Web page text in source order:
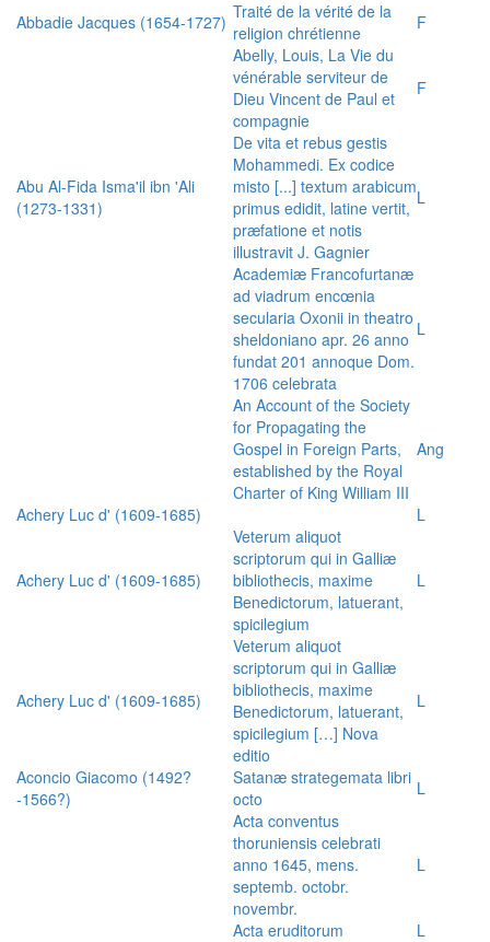
Abbadie Jacques (1654-1727) Traité de la vérité de la
religion chrétienne
F
Abelly, Louis, La Vie du
vénérable serviteur de
Dieu Vincent de Paul et
compagnie
F
Abu Al-Fida Isma'il ibn 'Ali
(1273-1331)
De vita et rebus gestis
Mohammedi. Ex codice
misto [...] textum arabicum
primus edidit, latine vertit,
præfatione et notis
illustravit J. Gagnier
L
Academiæ Francofurtanæ
ad viadrum encœnia
secularia Oxonii in theatro
sheldoniano apr. 26 anno
fundat 201 annoque Dom.
1706 celebrata
L
An Account of the Society
for Propagating the
Gospel in Foreign Parts,
established by the Royal
Charter of King William III
Ang
Achery Luc d' (1609-1685) L
Achery Luc d' (1609-1685)
Veterum aliquot
scriptorum qui in Galliæ
bibliothecis, maxime
Benedictorum, latuerant,
spicilegium
L
Achery Luc d' (1609-1685)
Veterum aliquot
scriptorum qui in Galliæ
bibliothecis, maxime
Benedictorum, latuerant,
spicilegium […] Nova
editio
L
Aconcio Giacomo (1492?
-1566?)
Satanæ strategemata libri
octo
L
Acta conventus
thoruniensis celebrati
anno 1645, mens.
septemb. octobr.
novembr.
L
Acta eruditorum
L